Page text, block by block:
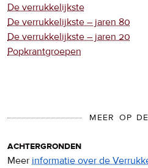
De verrukkelijkste
De verrukkelijkste – jaren 80
De verrukkelijkste – jaren 20
Popkrantgroepen
MEER OP
achtergronden
Meer informatie over de